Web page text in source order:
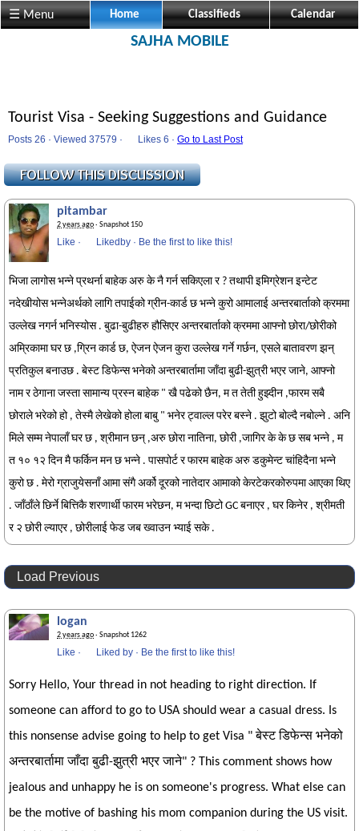
☰ Menu Home Classifieds Calendar
SAJHA MOBILE
Tourist Visa - Seeking Suggestions and Guidance
Posts 26 · Viewed 37579 · Likes 6 · Go to Last Post
pitambar
2 years ago· Snapshot 150
Like · Likedby · Be the first to like this!
भिजा लागोस भन्ने प्रथर्ना बाहेक अरु के नै गर्न सकिएला र ? तथापी इमिग्रेशन इन्टेट
नदेखीयोस भन्नेअर्थको लागि तपाईको ग्रीन-कार्ड छ भन्ने कुरो आमालाई अन्तरबार्ताको क्रममा
उल्लेख नगर्न भनिस्योस . बुढा-बुढीहरु हौसिएर अन्तरबार्ताको क्रममा आफ्नो छोरा/छोरीको
अम्रिकामा घर छ ,ग्रिन कार्ड छ, ऐजन ऐजन कुरा उल्लेख गर्ने गर्छन, एसले बातावरण झन्
प्रतिकुल बनाउछ . बेस्ट डिफेन्स भनेको अन्तरबार्तामा जाँदा बुढी-झुत्री भएर जाने, आफ्नो
नाम र ठेगाना जस्ता सामान्य प्रस्न बाहेक " खै पढेको छैन, म त तेती हुझ्दीन ,फारम सबै
छोराले भरेको हो , तेस्मै लेखेको होला बाबु " भनेर ट्वाल्ल परेर बस्ने . झुटो बोल्दै नबोल्ने . अनि
मिले सम्म नेपालाँ घर छ , श्रीमान छन् ,अरु छोरा नातिना, छोरी ,जागिर के के छ सब भन्ने , म
त १० १२ दिन मै फर्किन मन छ भन्ने . पासपोर्ट र फारम बाहेक अरु डकुमेन्ट चांहिदैना भन्ने
कुरो छ . मेरो ग्राजुयेसनाँ आमा संगै अर्को दूरको नातेदार आमाको केरटेकरकोरुपमा आएका थिए
. जाँठाँले छिर्ने बित्तिकै शरणार्थी फारम भरेछन, म भन्दा छिटो GC बनाएर , घर किनेर , श्रीमती
र २ छोरी ल्याएर , छोरीलाई फेड जब ख्वाउन भ्याई सके .
Load Previous
logan
2 years ago· Snapshot 1262
Like · Liked by · Be the first to like this!
Sorry Hello, Your thread in not heading to right direction. If
someone can afford to go to USA should wear a casual dress. Is
this nonsense advise going to help to get Visa " बेस्ट डिफेन्स भनेको
अन्तरबार्तामा जाँदा बुढी-झुत्री भएर जाने" ? This comment shows how
jealous and unhappy he is on someone's progress. What else can
be the motive of bashing his mom companion during the US visit.